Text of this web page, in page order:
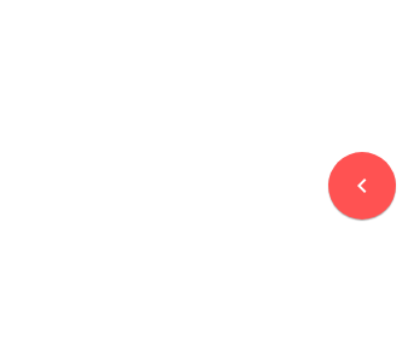
navigate_before